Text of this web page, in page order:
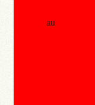
au